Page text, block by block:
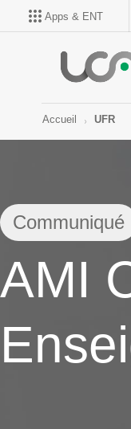
Apps & ENT
Accueil UFR
Communiqué
AMI